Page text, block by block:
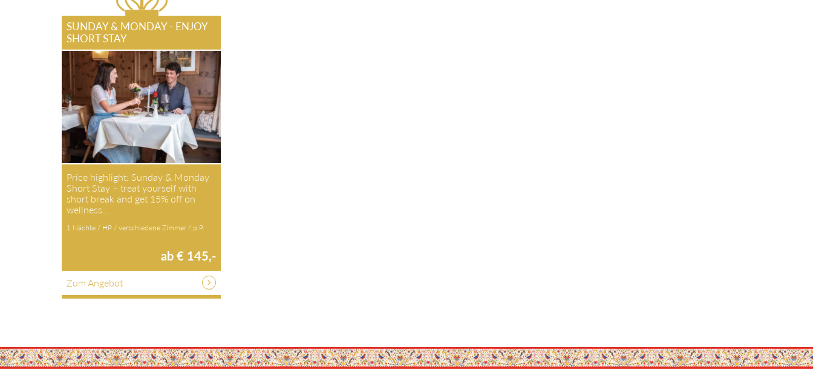
SUNDAY & MONDAY - ENJOY
SHORT STAY
Price highlight: Sunday & Monday
Short Stay – treat yourself with
short break and get 15% off on
wellness…
1 Nächte / HP / verschiedene Zimmer / p.P.
ab € 145,-
Zum Angebot